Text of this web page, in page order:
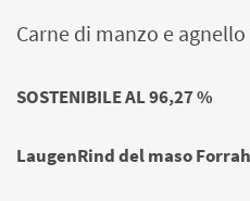
Carne di manzo e agnello
SOSTENIBILE AL 96,27 %
LaugenRind del maso